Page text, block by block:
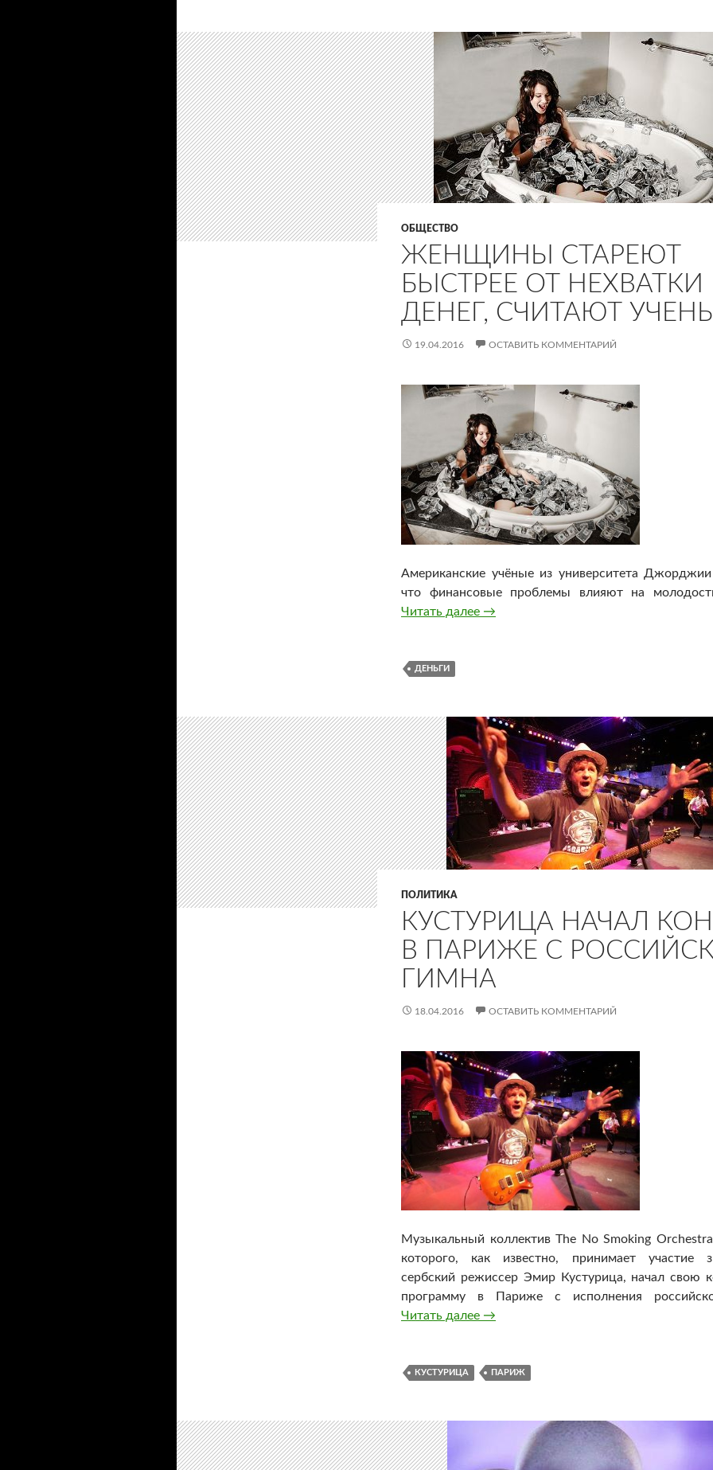
ОБЩЕСТВО
ЖЕНЩИНЫ СТАРЕЮТ
БЫСТРЕЕ ОТ НЕХВАТКИ
ДЕНЕГ, СЧИТАЮТ
19.04.2016 ОСТАВИТЬ КОММЕНТАРИЙ
Американские учёные из университета
что финансовые проблемы влияют на
Читать далее Женщины стареют быстрее от
→
ДЕНЬГИ
ПОЛИТИКА
КУСТУРИЦА НАЧАЛ
В ПАРИЖЕ С
ГИМНА
18.04.2016 ОСТАВИТЬ КОММЕНТАРИЙ
Музыкальный коллектив The No Smoking
которого, как известно, принимает участие
сербский режиссер Эмир Кустурица, начал свою
программу в Париже с исполнения
Читать далее Кустурица начал концерт в Париже с
→
КУСТУРИЦА ПАРИЖ